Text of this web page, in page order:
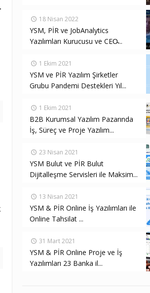
18 Nisan 2022
YSM, PİR ve JobAnalytics
Yazılımları Kurucusu ve CEO̵...
1 Ekim 2021
YSM ve PİR Yazılım Şirketler
Grubu Pandemi Destekleri Yıl...
1 Ekim 2021
B2B Kurumsal Yazılım Pazarında
İş, Süreç ve Proje Yazılım...
23 Nisan 2021
YSM Bulut ve PİR Bulut
Dijitalleşme Servisleri ile Maksim...
13 Nisan 2021
YSM & PİR Online İş Yazılımları ile
Online Tahsilat ...
31 Mart 2021
YSM & PİR Online Proje ve İş
Yazılımları 23 Banka il...